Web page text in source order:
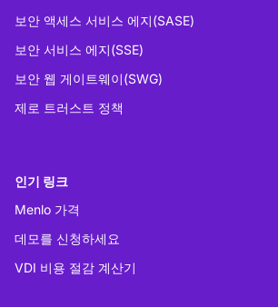
보안 액세스 서비스 에지(SASE)
보안 서비스 에지(SSE)
보안 웹 게이트웨이(SWG)
제로 트러스트 정책
인기 링크
Menlo 가격
데모를 신청하세요
VDI 비용 절감 계산기